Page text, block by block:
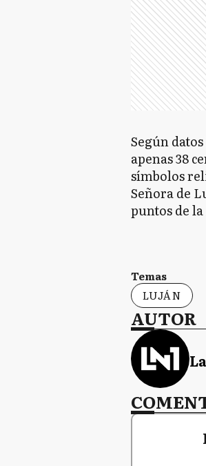
Según
apenas 38
símbolos
Señora de
puntos de
Temas
LUJÁN
AUTOR